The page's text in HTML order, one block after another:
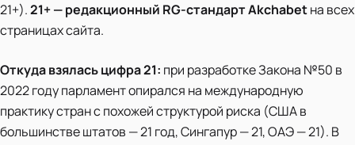
21+).21+ — редакционный RG-стандарт Akchabetна всех
страницах сайта.
Откуда взялась цифра 21: при разработке Закона №50 в
2022 году парламент опирался на международную
практику стран с похожей структурой риска (США в
большинстве штатов — 21 год, Сингапур — 21, ОАЭ — 21). В